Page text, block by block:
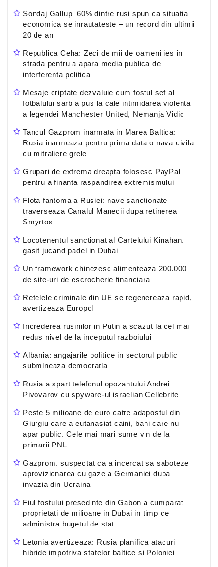
Sondaj Gallup: 60% dintre rusi spun ca situatia
economica se inrautateste – un record din ultimii
20 de ani
Republica Ceha: Zeci de mii de oameni ies in
strada pentru a apara media publica de
interferenta politica
Mesaje criptate dezvaluie cum fostul sef al
fotbalului sarb a pus la cale intimidarea violenta
a legendei Manchester United, Nemanja Vidic
Tancul Gazprom inarmata in Marea Baltica:
Rusia inarmeaza pentru prima data o nava civila
cu mitraliere grele
Grupari de extrema dreapta folosesc PayPal
pentru a finanta raspandirea extremismului
Flota fantoma a Rusiei: nave sanctionate
traverseaza Canalul Manecii dupa retinerea
Smyrtos
Locotenentul sanctionat al Cartelului Kinahan,
gasit jucand padel in Dubai
Un framework chinezesc alimenteaza 200.000
de site-uri de escrocherie financiara
Retelele criminale din UE se regenereaza rapid,
avertizeaza Europol
Increderea rusinilor in Putin a scazut la cel mai
redus nivel de la inceputul razboiului
Albania: angajarile politice in sectorul public
submineaza democratia
Rusia a spart telefonul opozantului Andrei
Pivovarov cu spyware-ul israelian Cellebrite
Peste 5 milioane de euro catre adapostul din
Giurgiu care a eutanasiat caini, bani care nu
apar public. Cele mai mari sume vin de la
primarii PNL
Gazprom, suspectat ca a incercat sa saboteze
aprovizionarea cu gaze a Germaniei dupa
invazia din Ucraina
Fiul fostului presedinte din Gabon a cumparat
proprietati de milioane in Dubai in timp ce
administra bugetul de stat
Letonia avertizeaza: Rusia planifica atacuri
hibride impotriva statelor baltice si Poloniei